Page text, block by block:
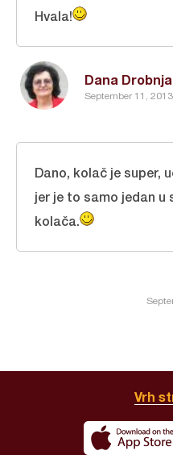
Dana
September 11,
Hvala!
Dano, kolač je super,
jer je to samo jedan u
kolača.
Vrh